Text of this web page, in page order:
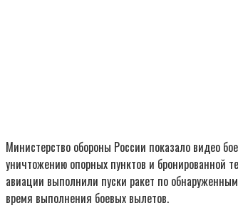
Министерство обороны России показало видео
уничтожению опорных пунктов и бронированной
авиации выполнили пуски ракет по
время выполнения боевых вылетов.